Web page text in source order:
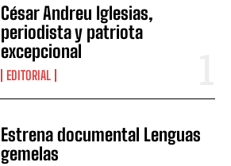
César Andreu Iglesias,
periodista y patriota
excepcional
EDITORIAL
Estrena documental Lenguas
gemelas